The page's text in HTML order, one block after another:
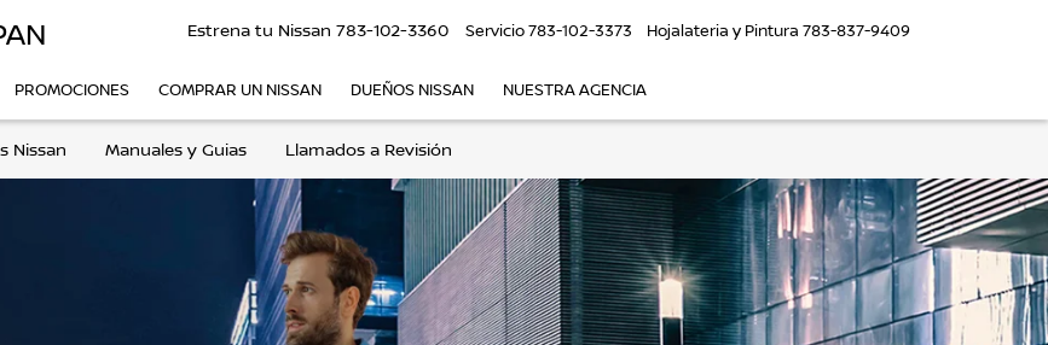
Estrena tu Nissan 783-102-3360 Servicio783-102-3373 Hojalateria y Pintura 783-837-9409
PROMOCIONES COMPRAR UN NISSAN DUEÑOS NISSAN NUESTRA AGENCIA
Nissan Manuales y Guias Llamados a Revisión